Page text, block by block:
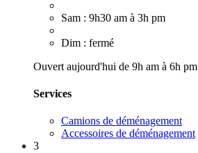
Sam : 9h30 am à 3h pm
Dim : fermé
Ouvert aujourd'hui de 9h am à 6h pm
Services
Camions de déménagement
Accessoires de déménagement
3